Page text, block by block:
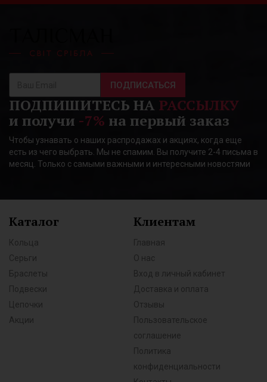
ПОДПИСАТЬСЯ
ПОДПИШИТЕСЬ НА РАССЫЛКУ
и получи -7% на первый заказ
Чтобы узнавать о наших распродажах и акциях, когда еще
есть из чего выбрать. Мы не спамим. Вы получите 2-4 письма в
месяц. Только с самыми важными и интересными новостями
Каталог
Кольца
Серьги
Браслеты
Подвески
Цепочки
Акции
Клиентам
Главная
О нас
Вход в личный кабинет
Доставка и оплата
Отзывы
Пользовательское
соглашение
Политика
конфиденциальности